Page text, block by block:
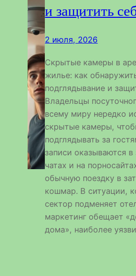
и защитить
2 июля, 2026
Скрытые камеры в
жилье: как
подглядывание и
Владельцы
всему миру нередко
скрытые камеры,
подглядывать за
записи оказываются
чатах и на
обычную поездку в
кошмар. В ситуации,
сектор подменяет
маркетинг обещает
дома», наиболее